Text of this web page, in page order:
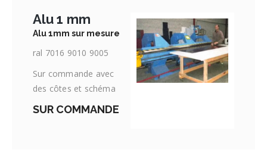
Alu 1 mm
Alu 1mm sur mesure
ral 7016 9010 9005
Sur commande avec
des côtes et schéma
SUR COMMANDE